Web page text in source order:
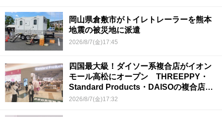
岡山県倉敷市がトイレトレーラーを熊本
地震の被災地に派遣
2026/8/7(金)17:45
四国最大級！ダイソー系複合店がイオン
モール高松にオープン THREEPPY・
Standard Products・DAISOの複合店は
香川県初
2026/8/7(金)17:32